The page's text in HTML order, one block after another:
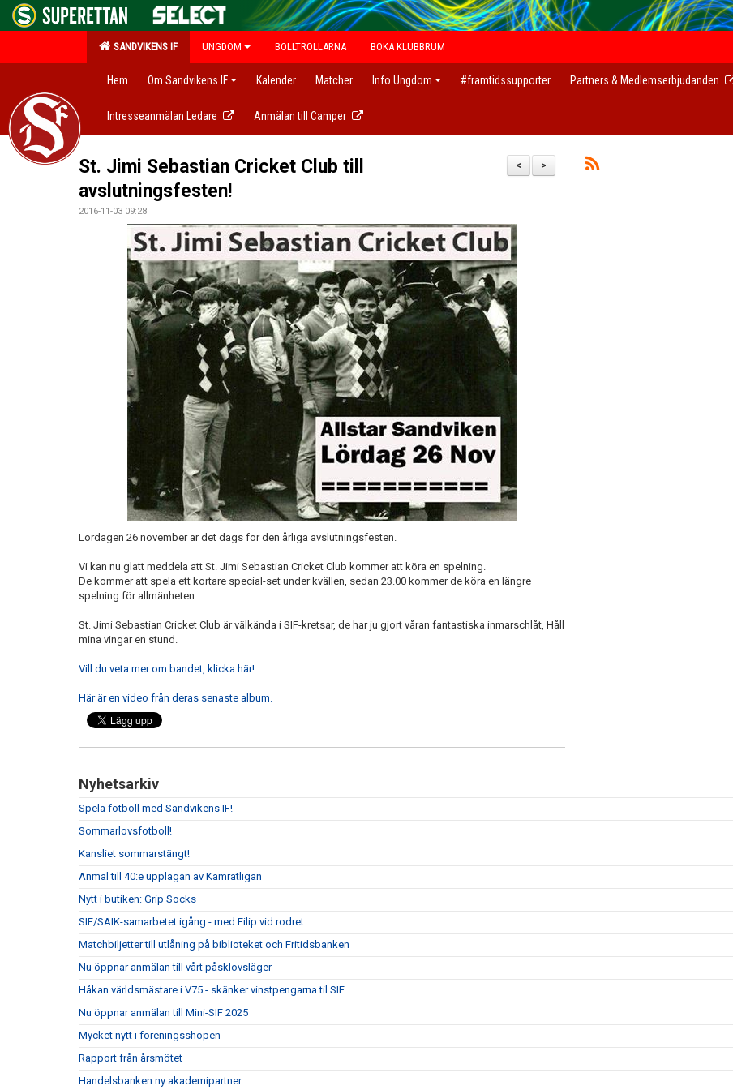
SANDVIKENS IF UNGDOM BOLLTROLLARNA BOKA KLUBBRUM
Hem Om Sandvikens IF Kalender Matcher Info Ungdom #framtidssupporter Partners & Medlemserbjudanden
Intresseanmälan Ledare Anmälan till Camper
>
<
St. Jimi Sebastian Cricket Club till
avslutningsfesten!
2016-11-03 09:28
Lördagen 26 november är det dags för den årliga avslutningsfesten.
Vi kan nu glatt meddela att St. Jimi Sebastian Cricket Club kommer att köra en spelning.
De kommer att spela ett kortare special-set under kvällen, sedan 23.00 kommer de köra en längre
spelning för allmänheten.
St. Jimi Sebastian Cricket Club är välkända i SIF-kretsar, de har ju gjort våran fantastiska inmarschlåt, Håll
mina vingar en stund.
Vill du veta mer om bandet, klicka här!
Här är en video från deras senaste album.
Nyhetsarkiv
Spela fotboll med Sandvikens IF!
Sommarlovsfotboll!
Kansliet sommarstängt!
Anmäl till 40:e upplagan av Kamratligan
Nytt i butiken: Grip Socks
SIF/SAIK-samarbetet igång - med Filip vid rodret
Matchbiljetter till utlåning på biblioteket och Fritidsbanken
Nu öppnar anmälan till vårt påsklovsläger
Håkan världsmästare i V75 - skänker vinstpengarna til SIF
Nu öppnar anmälan till Mini-SIF 2025
Mycket nytt i föreningsshopen
Rapport från årsmötet
Handelsbanken ny akademipartner